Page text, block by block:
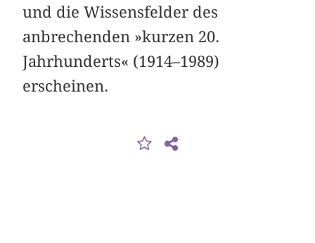
und die Wissensfelder des
anbrechenden »kurzen 20.
Jahrhunderts« (1914–1989)
erscheinen.